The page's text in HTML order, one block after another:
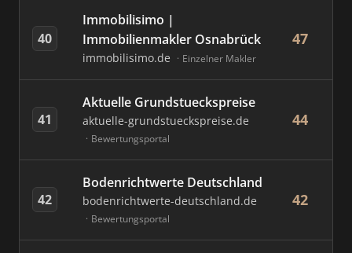
40
Immobilisimo |
Immobilienmakler Osnabrück
immobilisimo.de Einzelner Makler
47
41
Aktuelle Grundstueckspreise
aktuelle-grundstueckspreise.de
Bewertungsportal
44
42
Bodenrichtwerte Deutschland
bodenrichtwerte-deutschland.de
Bewertungsportal
42